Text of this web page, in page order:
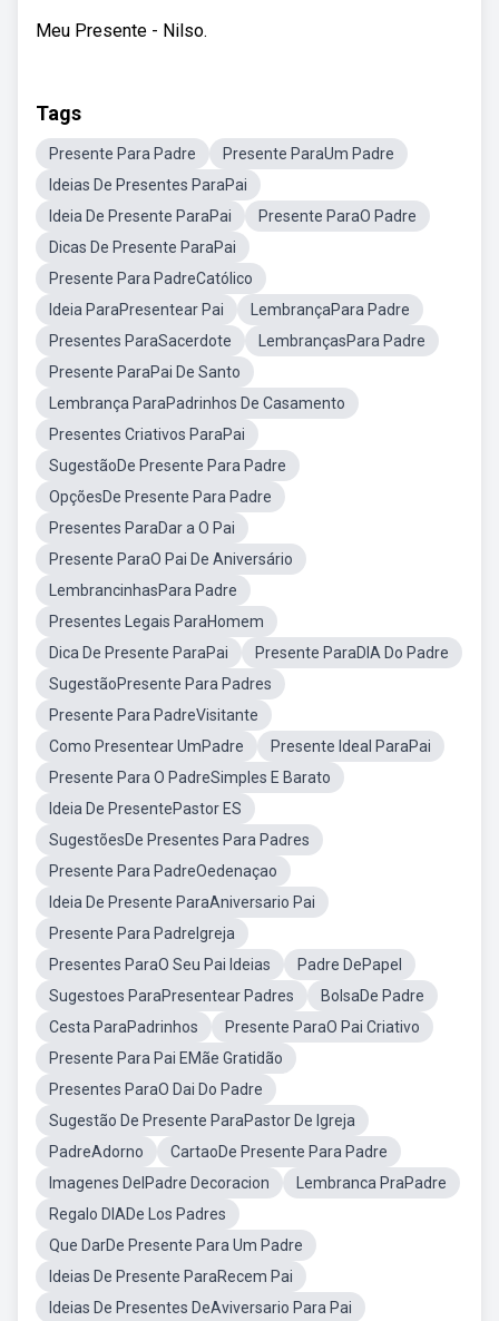
Meu Presente - Nilso.
Tags
Presente Para Padre
Presente ParaUm Padre
Ideias De Presentes ParaPai
Ideia De Presente ParaPai
Presente ParaO Padre
Dicas De Presente ParaPai
Presente Para PadreCatólico
Ideia ParaPresentear Pai
LembrançaPara Padre
Presentes ParaSacerdote
LembrançasPara Padre
Presente ParaPai De Santo
Lembrança ParaPadrinhos De Casamento
Presentes Criativos ParaPai
SugestãoDe Presente Para Padre
OpçõesDe Presente Para Padre
Presentes ParaDar a O Pai
Presente ParaO Pai De Aniversário
LembrancinhasPara Padre
Presentes Legais ParaHomem
Dica De Presente ParaPai
Presente ParaDIA Do Padre
SugestãoPresente Para Padres
Presente Para PadreVisitante
Como Presentear UmPadre
Presente Ideal ParaPai
Presente Para O PadreSimples E Barato
Ideia De PresentePastor ES
SugestõesDe Presentes Para Padres
Presente Para PadreOedenaçao
Ideia De Presente ParaAniversario Pai
Presente Para PadreIgreja
Presentes ParaO Seu Pai Ideias
Padre DePapel
Sugestoes ParaPresentear Padres
BolsaDe Padre
Cesta ParaPadrinhos
Presente ParaO Pai Criativo
Presente Para Pai EMãe Gratidão
Presentes ParaO Dai Do Padre
Sugestão De Presente ParaPastor De Igreja
PadreAdorno
CartaoDe Presente Para Padre
Imagenes DelPadre Decoracion
Lembranca PraPadre
Regalo DIADe Los Padres
Que DarDe Presente Para Um Padre
Ideias De Presente ParaRecem Pai
Ideias De Presentes DeAviversario Para Pai